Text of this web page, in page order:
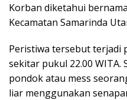
Korban diketahui bernama
Kecamatan Samarinda
Peristiwa tersebut terjadi
sekitar pukul 22.00
pondok atau mess
liar menggunakan